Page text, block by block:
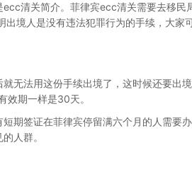
清关简介。菲律宾ecc清关需要去移民
境人是没有违法犯罪行为的手续，大家
无法用这份手续出境了，这时候还要出
效期一样是30天。
期签证在菲律宾停留满六个月的人需要
人群。